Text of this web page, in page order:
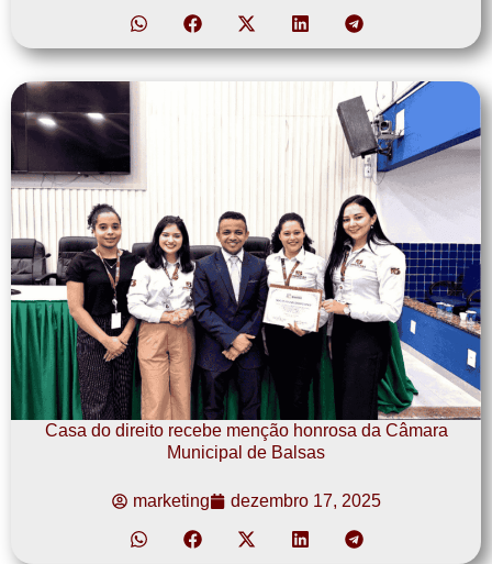
Casa do direito recebe menção honrosa da Câmara
Municipal de Balsas
marketing dezembro 17, 2025